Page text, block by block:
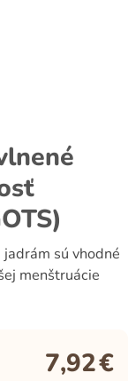
sú vhodné
menštruácie
7,92€